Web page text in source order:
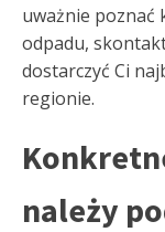
uważnie poznać
odpadu,
dostarczyć Ci
regionie.
należy